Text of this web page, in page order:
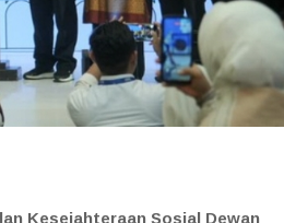
Kesejahteraan Sosial Dewan